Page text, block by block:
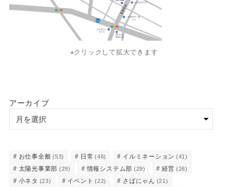
※クリックして拡大できます
アーカイブ
お仕事全般 (53) 日常 (46) イルミネーション (41)
太陽光事業部 (29) 情報システム部 (29) 経営 (26)
小ネタ (23) イベント (22) さばにゃん (21)